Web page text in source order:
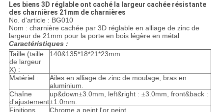
Les biens 3D réglable ont caché la largeur cachée résistante
des charnières 21mm de charnières
No. d'article : BG010
Nom : charnière cachée par 3D réglable en alliage de zinc de
largeur de 21mm pour la porte en bois légère en métal
Caractéristiques :
Taille (taille
de largeur
X) :
140&135*18*21*23mm
Matériel :
Ailes en alliage de zinc de moulage, bras en
aluminium.
Chaîne
d'ajustement
up&down±3.0mm, left&right : ±3.0mm, front&back :
±1.0mm.
Finitions
Chrome a peint l'or peint.